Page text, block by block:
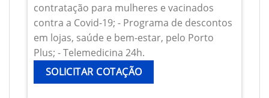
contratação para mulheres e vacinados
contra a Covid-19; - Programa de descontos
em lojas, saúde e bem-estar, pelo Porto
Plus; - Telemedicina 24h.
SOLICITAR COTAÇÃO